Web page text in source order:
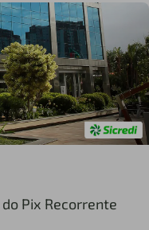
Pix Recorrente